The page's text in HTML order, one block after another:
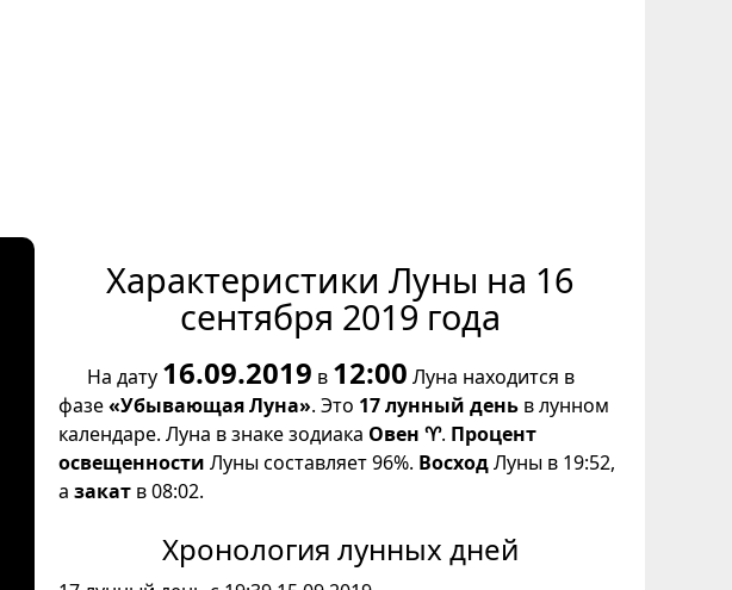
Характеристики Луны на 16
сентября 2019 года
На дату 16.09.2019 в 12:00 Луна находится в
фазе«Убывающая Луна». Это 17 лунный день в лунном
календаре. Луна в знаке зодиака Овен ♈. Процент
освещенности Луны составляет 96%. ВосходЛуны в 19:52,
а закат в 08:02.
Хронология лунных дней